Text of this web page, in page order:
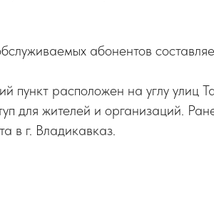
абонентов
пункт расположен на углу улиц
для жителей и организаций.
в г. Владикавказ.